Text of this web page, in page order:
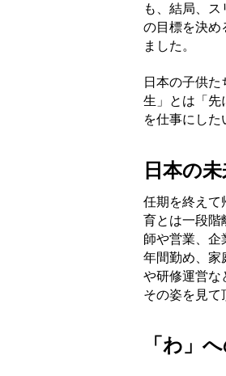
も、結局、
の目標を決め
ました。
日本の子供
生」とは「先
を仕事にした
日本の
任期を終えて
育とは一段階
師や営業、企
年間勤め、家
や研修運営な
その姿を見て
「わ」